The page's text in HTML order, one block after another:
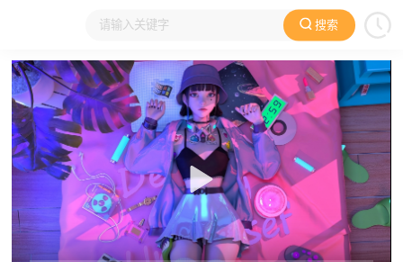
搜索
大家在看 日本动漫 国产动漫 欧美动漫 动漫电影